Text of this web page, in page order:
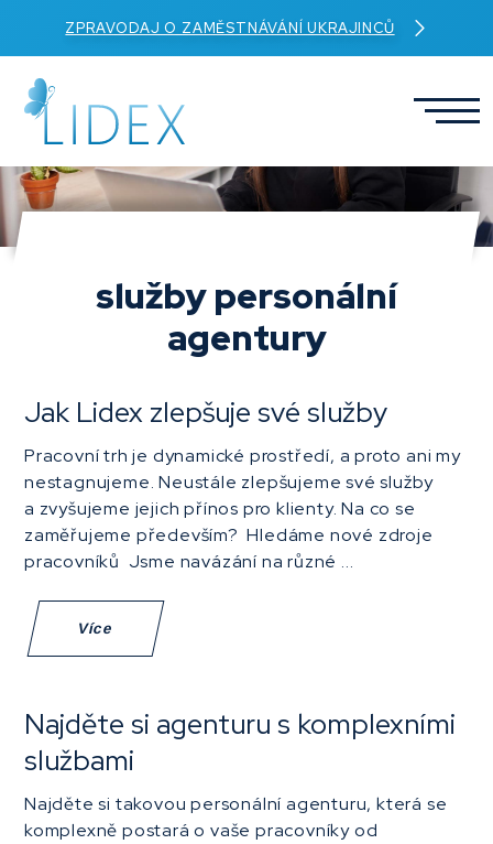
ZPRAVODAJ O ZAMĚSTNÁVÁNÍ UKRAJINCŮ
služby personální
agentury
Jak Lidex zlepšuje své služby
Pracovní trh je dynamické prostředí, a proto ani my
nestagnujeme. Neustále zlepšujeme své služby
a zvyšujeme jejich přínos pro klienty. Na co se
zaměřujeme především? Hledáme nové zdroje
pracovníků Jsme navázání na různé ...
Více
Najděte si agenturu s komplexními
službami
Najděte si takovou personální agenturu, která se
komplexně postará o vaše pracovníky od